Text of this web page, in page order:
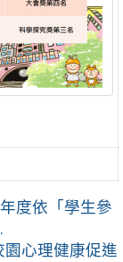
度依「學生參
心理健康促進